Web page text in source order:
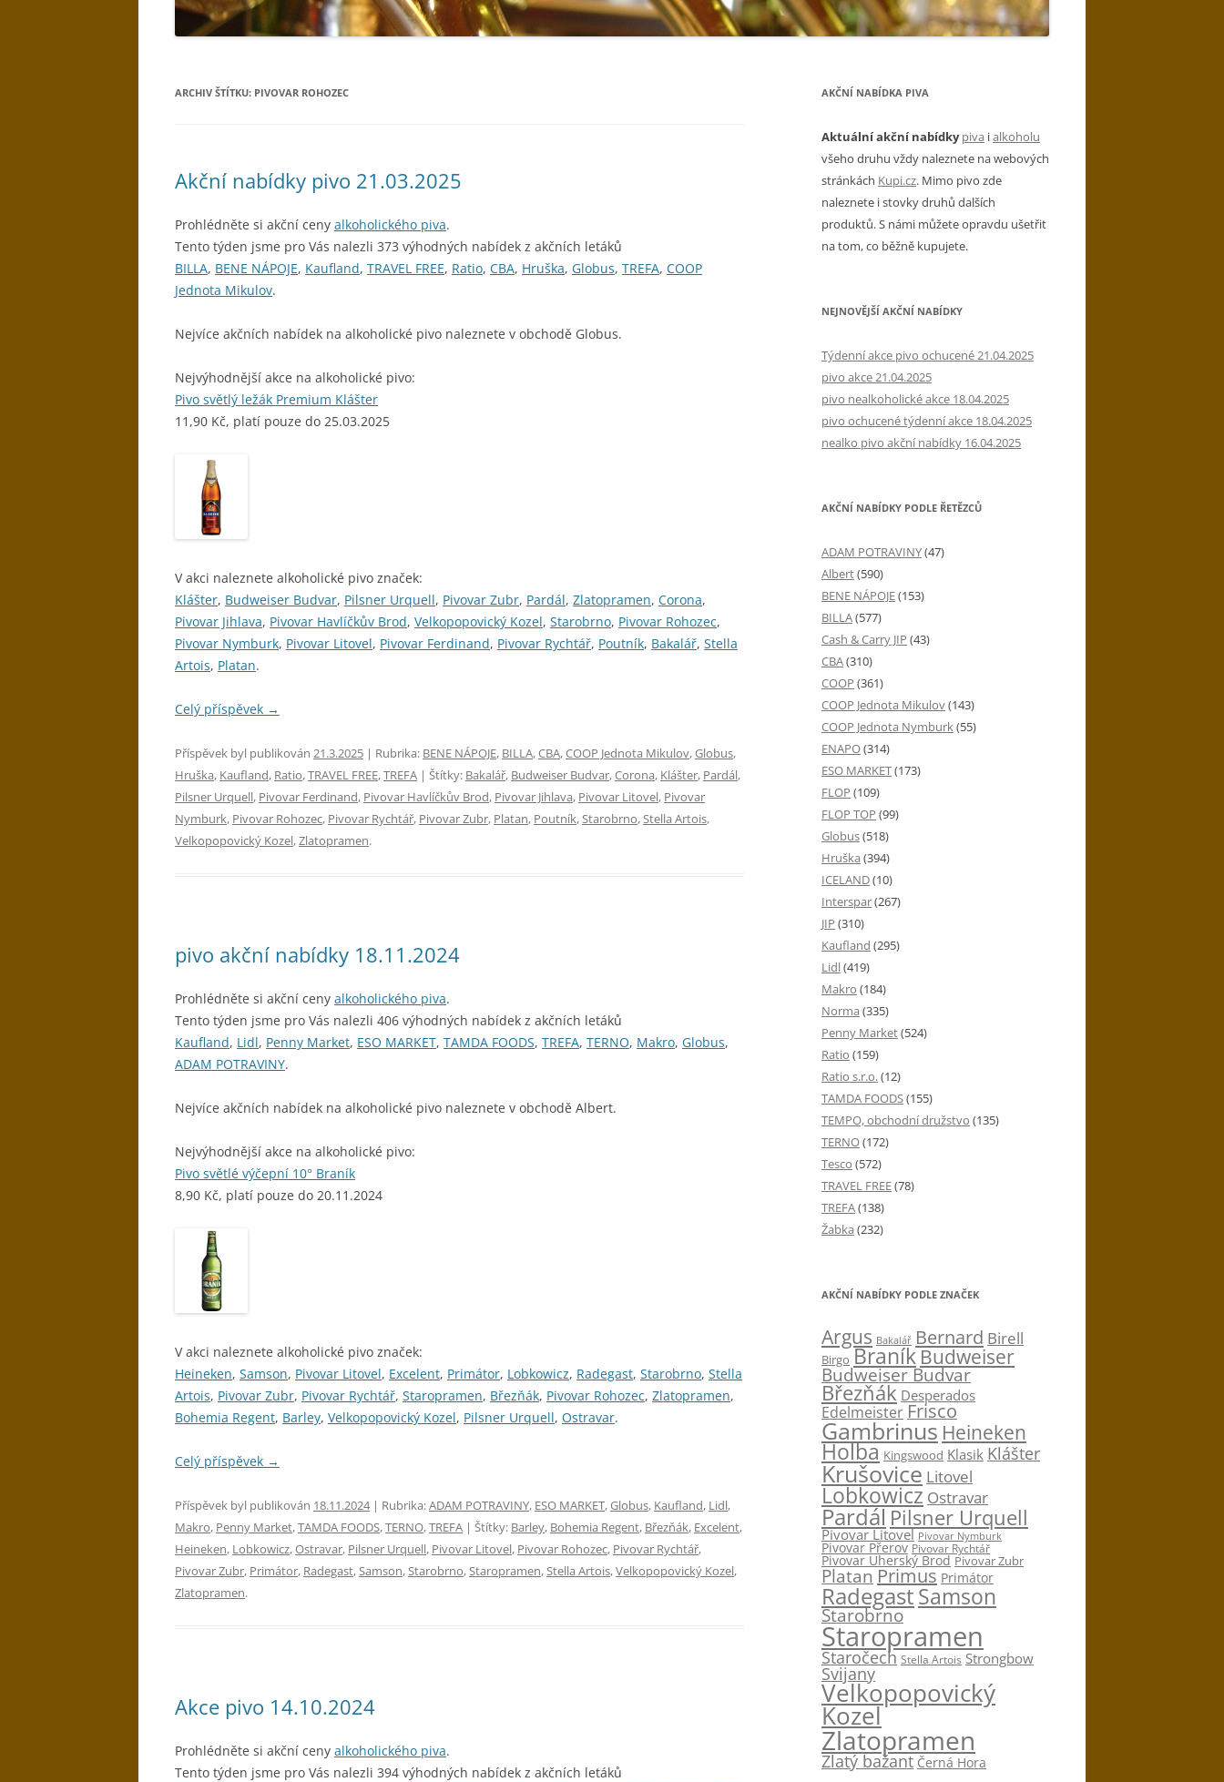
ARCHIV ŠTÍTKU: PIVOVAR ROHOZEC
Akční nabídky pivo 21.03.2025
Prohlédněte si akční ceny alkoholického piva.
Tento týden jsme pro Vás nalezli 373 výhodných nabídek z akčních letáků
BILLA, BENE NÁPOJE, Kaufland, TRAVEL FREE, Ratio, CBA, Hruška, Globus, TREFA, COOP
Jednota Mikulov.
Nejvíce akčních nabídek na alkoholické pivo naleznete v obchodě Globus.
Nejvýhodnější akce na alkoholické pivo:
Pivo světlý ležák Premium Klášter
11,90 Kč, platí pouze do 25.03.2025
V akci naleznete alkoholické pivo značek:
Klášter, Budweiser Budvar, Pilsner Urquell, Pivovar Zubr, Pardál, Zlatopramen, Corona,
Pivovar Jihlava, Pivovar Havlíčkův Brod, Velkopopovický Kozel, Starobrno, Pivovar Rohozec,
Pivovar Nymburk, Pivovar Litovel, Pivovar Ferdinand, Pivovar Rychtář, Poutník, Bakalář, Stella
Artois, Platan.
Celý příspěvek →
Příspěvek byl publikován 21.3.2025 | Rubrika: BENE NÁPOJE, BILLA,CBA,COOP Jednota Mikulov,Globus,
Hruška, Kaufland, Ratio,TRAVEL FREE,TREFA | Štítky: Bakalář, Budweiser Budvar,Corona, Klášter, Pardál,
Pilsner Urquell, Pivovar Ferdinand, Pivovar Havlíčkův Brod, Pivovar Jihlava, Pivovar Litovel, Pivovar
Nymburk, Pivovar Rohozec, Pivovar Rychtář, Pivovar Zubr, Platan, Poutník,Starobrno,Stella Artois,
Velkopopovický Kozel,Zlatopramen.
pivo akční nabídky 18.11.2024
Prohlédněte si akční ceny alkoholického piva.
Tento týden jsme pro Vás nalezli 406 výhodných nabídek z akčních letáků
Kaufland, Lidl, Penny Market, ESO MARKET, TAMDA FOODS, TREFA, TERNO, Makro, Globus,
ADAM POTRAVINY.
Nejvíce akčních nabídek na alkoholické pivo naleznete v obchodě Albert.
Nejvýhodnější akce na alkoholické pivo:
Pivo světlé výčepní 10° Braník
8,90 Kč, platí pouze do 20.11.2024
V akci naleznete alkoholické pivo značek:
Heineken, Samson, Pivovar Litovel, Excelent, Primátor, Lobkowicz, Radegast, Starobrno, Stella
Artois, Pivovar Zubr, Pivovar Rychtář, Staropramen, Březňák, Pivovar Rohozec, Zlatopramen,
Bohemia Regent, Barley, Velkopopovický Kozel, Pilsner Urquell, Ostravar.
Celý příspěvek →
Příspěvek byl publikován 18.11.2024| Rubrika:ADAM POTRAVINY, ESO MARKET,Globus, Kaufland, Lidl,
Makro, Penny Market,TAMDA FOODS,TERNO,TREFA | Štítky: Barley, Bohemia Regent, Březňák, Excelent,
Heineken, Lobkowicz,Ostravar, Pilsner Urquell, Pivovar Litovel, Pivovar Rohozec, Pivovar Rychtář,
Pivovar Zubr, Primátor, Radegast,Samson,Starobrno,Staropramen,Stella Artois,Velkopopovický Kozel,
Zlatopramen.
Akce pivo 14.10.2024
Prohlédněte si akční ceny alkoholického piva.
Tento týden jsme pro Vás nalezli 394 výhodných nabídek z akčních letáků
AKČNÍ NABÍDKA PIVA
Aktuální akční nabídky piva ialkoholu
všeho druhu vždy naleznete na webových
stránkách Kupi.cz. Mimo pivo zde
naleznete i stovky druhů dalších
produktů. S námi můžete opravdu ušetřit
na tom, co běžně kupujete.
NEJNOVĚJŠÍ AKČNÍ NABÍDKY
Týdenní akce pivo ochucené 21.04.2025
pivo akce 21.04.2025
pivo nealkoholické akce 18.04.2025
pivo ochucené týdenní akce 18.04.2025
nealko pivo akční nabídky 16.04.2025
AKČNÍ NABÍDKY PODLE ŘETĚZCŮ
ADAM POTRAVINY(47)
Albert(590)
BENE NÁPOJE(153)
BILLA(577)
Cash & Carry JIP (43)
CBA(310)
COOP (361)
COOP Jednota Mikulov(143)
COOP Jednota Nymburk(55)
ENAPO(314)
ESO MARKET(173)
FLOP (109)
FLOP TOP (99)
Globus(518)
Hruška (394)
ICELAND(10)
Interspar(267)
JIP (310)
Kaufland (295)
Lidl(419)
Makro (184)
Norma (335)
Penny Market(524)
Ratio (159)
Ratio s.r.o.(12)
TAMDA FOODS(155)
TEMPO, obchodní družstvo (135)
TERNO(172)
Tesco (572)
TRAVEL FREE(78)
TREFA(138)
Žabka (232)
AKČNÍ NABÍDKY PODLE ZNAČEK
Argus Bakalář Bernard Birell
Birgo BraníkBudweiser
Budweiser Budvar
Březňák Desperados
Edelmeister Frisco
Gambrinus Heineken
Holba Kingswood Klasik Klášter
Krušovice Litovel
Lobkowicz Ostravar
Pardál Pilsner Urquell
Pivovar Litovel Pivovar Nymburk
Pivovar Přerov Pivovar Rychtář
Pivovar Uherský Brod Pivovar Zubr
Platan Primus Primátor
RadegastSamson
Starobrno
Staropramen
Staročech Stella Artois Strongbow
Svijany
Velkopopovický
Kozel
Zlatopramen
Zlatý bažant Černá Hora